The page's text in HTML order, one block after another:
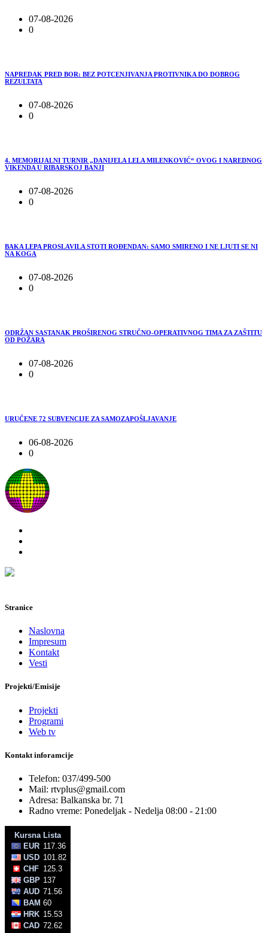
07-08-2026
0
NAPREDAK PRED BOR: BEZ POTCENJIVANJA PROTIVNIKA DO DOBROG
REZULTATA
07-08-2026
0
4. MEMORIJALNI TURNIR „DANIJELA LELA MILENKOVIĆ“ OVOG I NAREDNOG
VIKENDA U RIBARSKOJ BANJI
07-08-2026
0
BAKA LEPA PROSLAVILA STOTI ROĐENDAN: SAMO SMIRENO I NE LJUTI SE NI
NA KOGA
07-08-2026
0
ODRŽAN SASTANAK PROŠIRENOG STRUČNO-OPERATIVNOG TIMA ZA ZAŠTITU
OD POŽARA
07-08-2026
0
URUČENE 72 SUBVENCIJE ZA SAMOZAPOŠLJAVANJE
06-08-2026
0
Stranice
Naslovna
Impresum
Kontakt
Vesti
Projekti/Emisije
Projekti
Programi
Web tv
Kontakt inforamcije
Telefon: 037/499-500
Mail: rtvplus@gmail.com
Adresa: Balkanska br. 71
Radno vreme: Ponedeljak - Nedelja 08:00 - 21:00